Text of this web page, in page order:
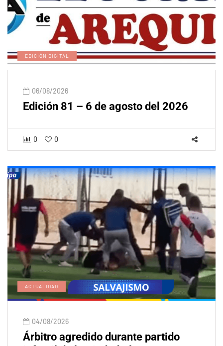
EDICIÓN DIGITAL
06/08/2026
Edición 81 – 6 de agosto del 2026
0 0
ACTUALIDAD
04/08/2026
Árbitro agredido durante partido